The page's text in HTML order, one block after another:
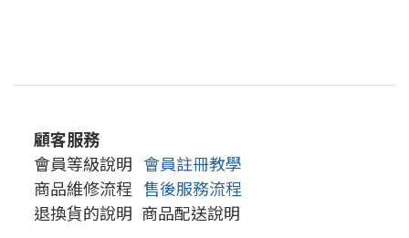
顧客服務
會員等級說明 會員註冊教學
商品維修流程 售後服務流程
退換貨的說明 商品配送說明